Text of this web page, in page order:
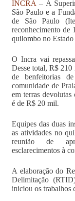
INCRA – A
São Paulo e a
de São Paulo
reconhecimento de
quilombo no Estado
O Incra vai
Desse total, R$ 210
de benfeitorias
comunidade de
em terras devolutas
é de R$ 20 mil.
Equipes das duas
as atividades no
reunião de
esclarecimentos à
A elaboração do
Delimitação
iniciou os trabalhos